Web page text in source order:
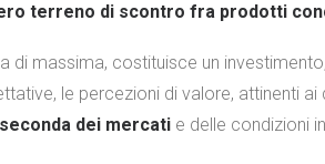
terreno di scontro fra prodotti
di massima, costituisce un
le percezioni di valore, attinenti ai
dei mercati e delle condizioni